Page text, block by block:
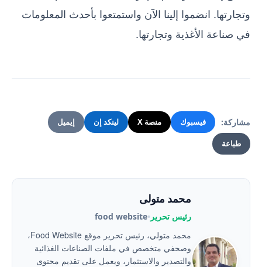
وتجارتها. انضموا إلينا الآن واستمتعوا بأحدث المعلومات
في صناعة الأغذية وتجارتها.
مشاركة: فيسبوك منصة X لينكد إن إيميل
طباعة
محمد متولى
رئيس تحرير •
food website
محمد متولي، رئيس تحرير موقع Food Website،
وصحفي متخصص في ملفات الصناعات الغذائية
والتصدير والاستثمار، ويعمل على تقديم محتوى